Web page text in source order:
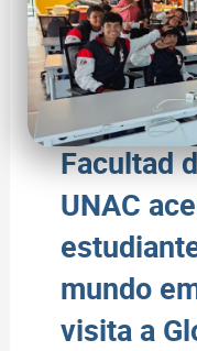
Facultad
UNAC
mundo
visita a